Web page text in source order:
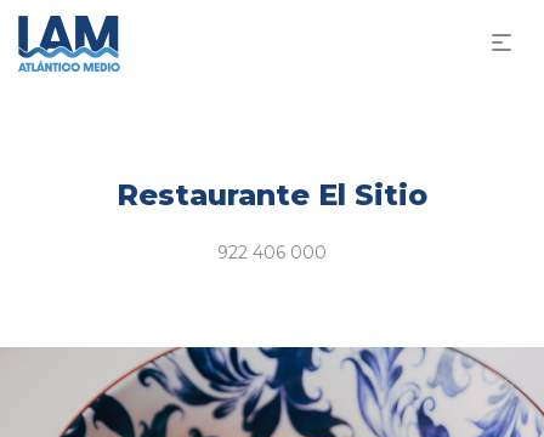
Restaurante El Sitio
922 406 000